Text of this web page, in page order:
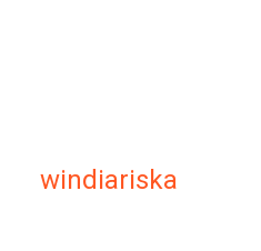
windiariska